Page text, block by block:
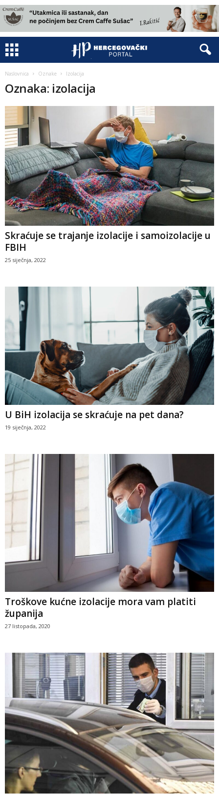
Naslovnica Oznake Izolacija
Oznaka: izolacija
Skraćuje se trajanje izolacije i samoizolacije u
FBIH
25 siječnja, 2022
U BiH izolacija se skraćuje na pet dana?
19 siječnja, 2022
Troškove kućne izolacije mora vam platiti
županija
27 listopada, 2020